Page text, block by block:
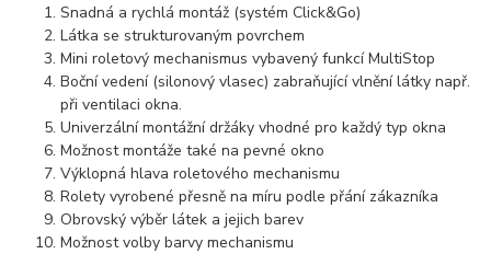
Snadná a rychlá montáž (systém Click&Go)
Látka se strukturovaným povrchem
Mini roletový mechanismus vybavený funkcí MultiStop
Boční vedení (silonový vlasec) zabraňující vlnění látky např.
při ventilaci okna.
Univerzální montážní držáky vhodné pro každý typ okna
Možnost montáže také na pevné okno
Výklopná hlava roletového mechanismu
Rolety vyrobené přesně na míru podle přání zákazníka
Obrovský výběr látek a jejich barev
Možnost volby barvy mechanismu